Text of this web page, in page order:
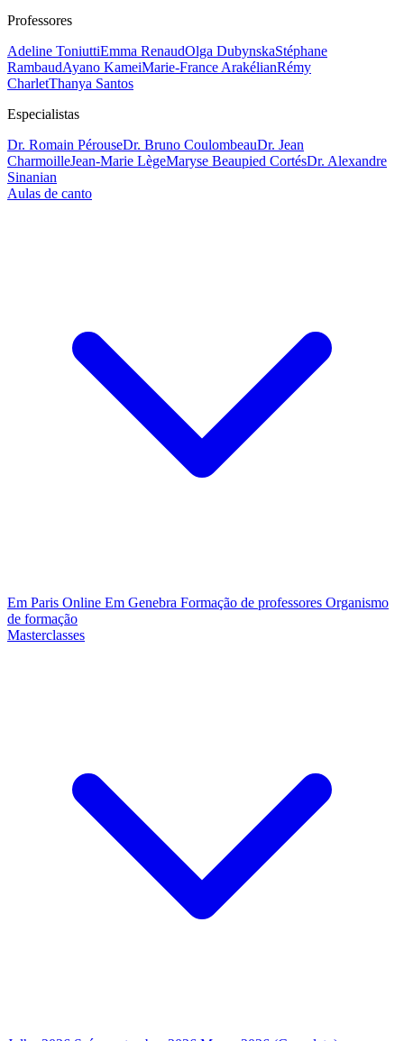
Professores
Adeline ToniuttiEmma RenaudOlga DubynskaStéphane
RambaudAyano KameiMarie-France ArakélianRémy
CharletThanya Santos
Especialistas
Dr. Romain PérouseDr. Bruno CoulombeauDr. Jean
CharmoilleJean-Marie LègeMaryse Beaupied CortésDr. Alexandre
Sinanian
Aulas de canto
Em Paris Online Em Genebra Formação de professores Organismo
de formação
Masterclasses